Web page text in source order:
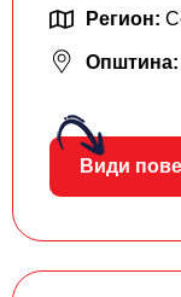
Регион:
Општина:
Види